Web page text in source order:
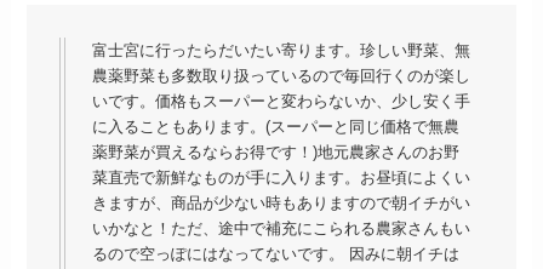
富士宮に行ったらだいたい寄ります。珍しい野菜、無
農薬野菜も多数取り扱っているので毎回行くのが楽し
いです。価格もスーパーと変わらないか、少し安く手
に入ることもあります。(スーパーと同じ価格で無農
薬野菜が買えるならお得です！)地元農家さんのお野
菜直売で新鮮なものが手に入ります。お昼頃によくい
きますが、商品が少ない時もありますので朝イチがい
いかなと！ただ、途中で補充にこられる農家さんもい
るので空っぽにはなってないです。 因みに朝イチは